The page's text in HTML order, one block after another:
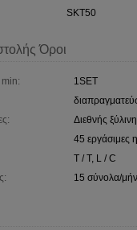
SKT50
Όροι
min:
1SET
Διεθνής
45 εργάσιμες
T / T, L / C
15 σύνολα/